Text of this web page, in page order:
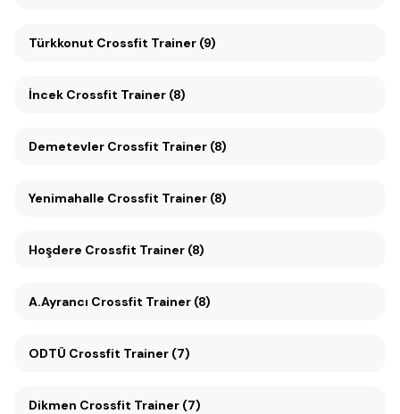
Türkkonut Crossfit Trainer (9)
İncek Crossfit Trainer (8)
Demetevler Crossfit Trainer (8)
Yenimahalle Crossfit Trainer (8)
Hoşdere Crossfit Trainer (8)
A.Ayrancı Crossfit Trainer (8)
ODTÜ Crossfit Trainer (7)
Dikmen Crossfit Trainer (7)